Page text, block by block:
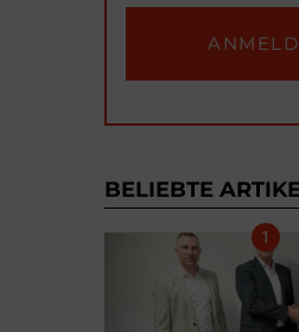
BELIEBTE